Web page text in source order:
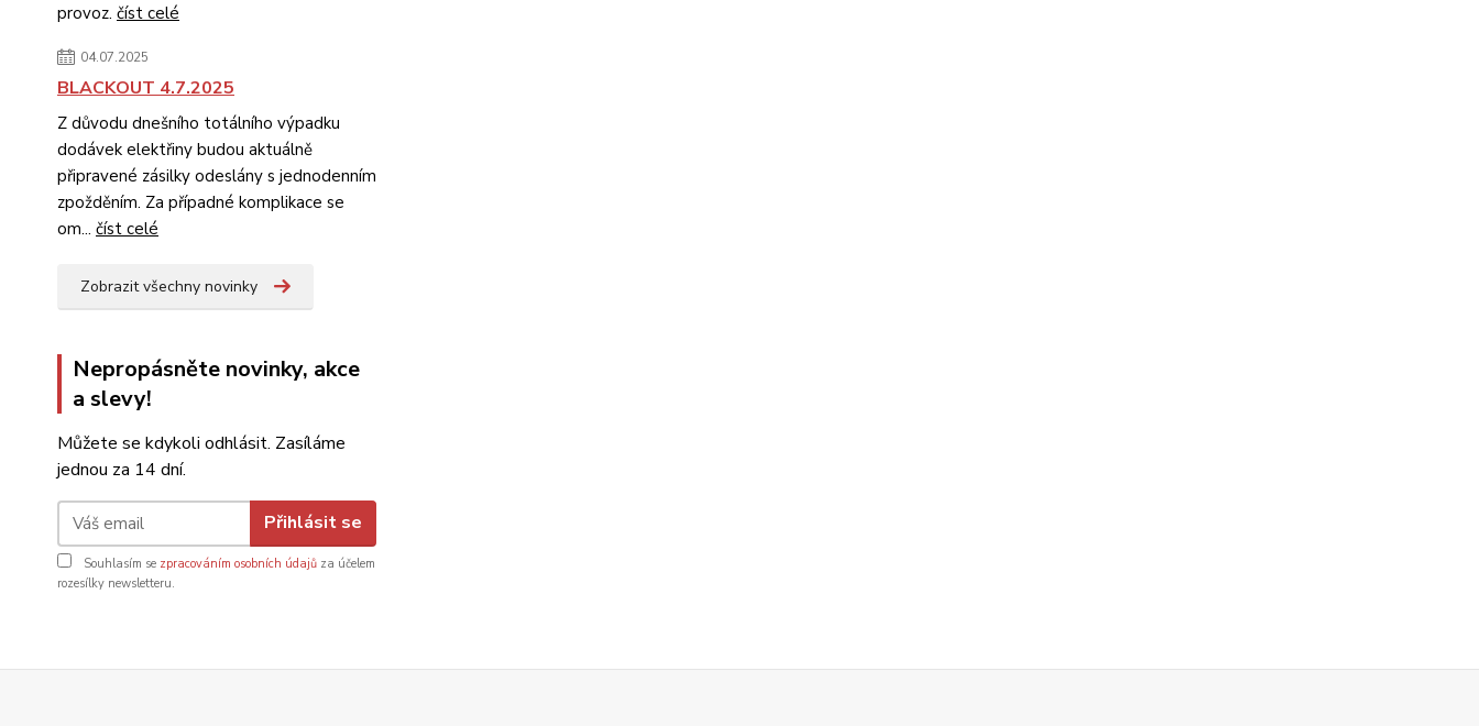
provoz. číst celé
04.07.2025
BLACKOUT 4.7.2025
Z důvodu dnešního totálního výpadku
dodávek elektřiny budou aktuálně
připravené zásilky odeslány s jednodenním
zpožděním. Za případné komplikace se
om... číst celé
Zobrazit všechny novinky
Nepropásněte novinky, akce
a slevy!
Můžete se kdykoli odhlásit. Zasíláme
jednou za 14 dní.
Přihlásit se
Souhlasím se zpracováním osobních údajů za účelem
rozesílky newsletteru.